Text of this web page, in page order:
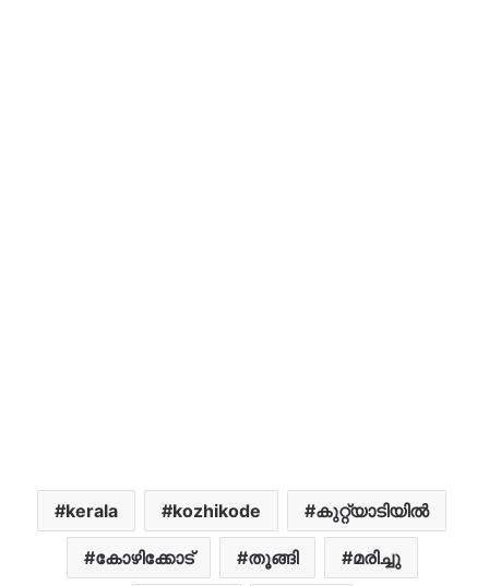
kerala kozhikode കുറ്റ്യാടിയിൽ
കോഴിക്കോട് തൂങ്ങി മരിച്ചു